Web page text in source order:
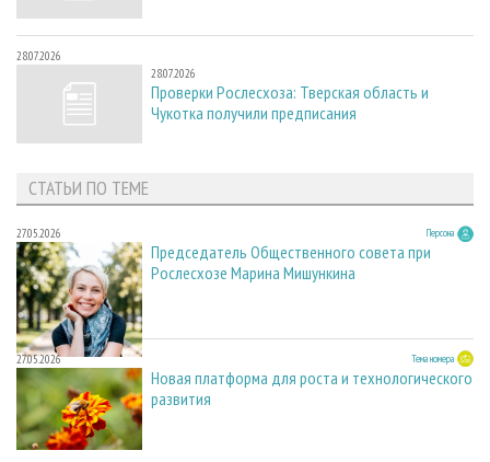
28.07.2026
28.07.2026
Проверки Рослесхоза: Тверская область и
Чукотка получили предписания
СТАТЬИ ПО ТЕМЕ
27.05.2026 Персона
Председатель Общественного совета при
Рослесхозе Марина Мишункина
27.05.2026 Тема номера
Новая платформа для роста и технологического
развития